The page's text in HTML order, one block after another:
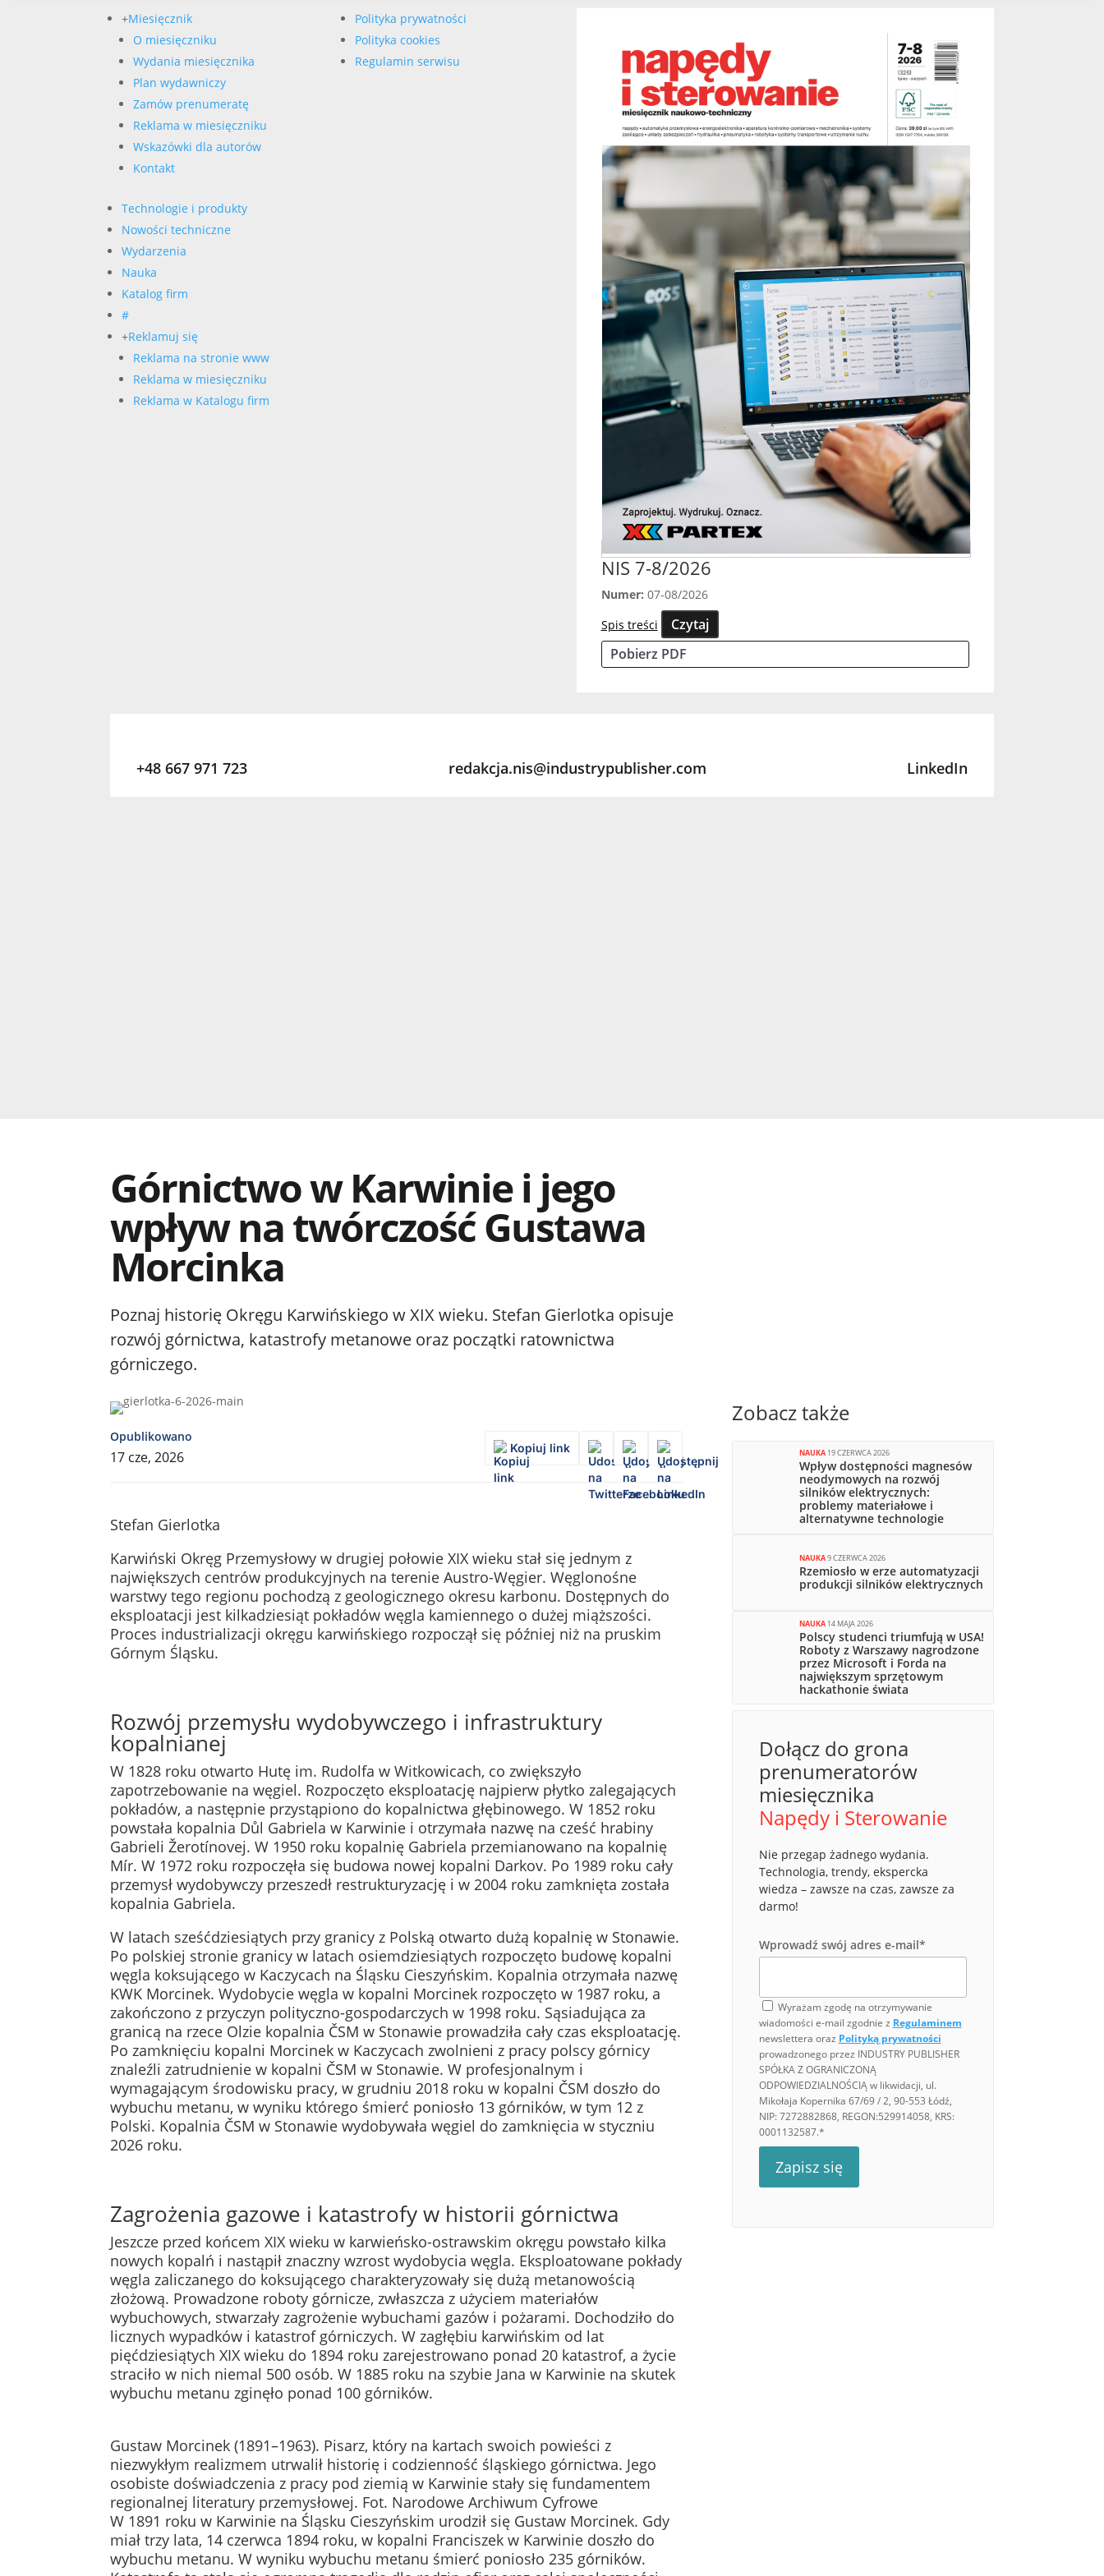
+Miesięcznik
O miesięczniku
Wydania miesięcznika
Plan wydawniczy
Zamów prenumeratę
Reklama w miesięczniku
Wskazówki dla autorów
Kontakt
Technologie i produkty
Nowości techniczne
Wydarzenia
Nauka
Katalog firm
#
+Reklamuj się
Reklama na stronie www
Reklama w miesięczniku
Reklama w Katalogu firm
Polityka prywatności
Polityka cookies
Regulamin serwisu
NIS 7-8/2026
Numer: 07-08/2026
Spis treści
Czytaj
Pobierz PDF
+48 667 971 723 redakcja.nis@industrypublisher.com LinkedIn
Górnictwo w Karwinie i jego
wpływ na twórczość Gustawa
Morcinka
Poznaj historię Okręgu Karwińskiego w XIX wieku. Stefan Gierlotka opisuje
rozwój górnictwa, katastrofy metanowe oraz początki ratownictwa
górniczego.
Opublikowano
17 cze, 2026
Kopiuj link
Stefan Gierlotka
Karwiński Okręg Przemysłowy w drugiej połowie XIX wieku stał się jednym z
największych centrów produkcyjnych na terenie Austro-Węgier. Węglonośne
warstwy tego regionu pochodzą z geologicznego okresu karbonu. Dostępnych do
eksploatacji jest kilkadziesiąt pokładów węgla kamiennego o dużej miąższości.
Proces industrializacji okręgu karwińskiego rozpoczął się później niż na pruskim
Górnym Śląsku.
Rozwój przemysłu wydobywczego i infrastruktury
kopalnianej
W 1828 roku otwarto Hutę im. Rudolfa w Witkowicach, co zwiększyło
zapotrzebowanie na węgiel. Rozpoczęto eksploatację najpierw płytko zalegających
pokładów, a następnie przystąpiono do kopalnictwa głębinowego. W 1852 roku
powstała kopalnia Důl Gabriela w Karwinie i otrzymała nazwę na cześć hrabiny
Gabrieli Žerotínovej. W 1950 roku kopalnię Gabriela przemianowano na kopalnię
Mír. W 1972 roku rozpoczęła się budowa nowej kopalni Darkov. Po 1989 roku cały
przemysł wydobywczy przeszedł restrukturyzację i w 2004 roku zamknięta została
kopalnia Gabriela.
W latach sześćdziesiątych przy granicy z Polską otwarto dużą kopalnię w Stonawie.
Po polskiej stronie granicy w latach osiemdziesiątych rozpoczęto budowę kopalni
węgla koksującego w Kaczycach na Śląsku Cieszyńskim. Kopalnia otrzymała nazwę
KWK Morcinek. Wydobycie węgla w kopalni Morcinek rozpoczęto w 1987 roku, a
zakończono z przyczyn polityczno-gospodarczych w 1998 roku. Sąsiadująca za
granicą na rzece Olzie kopalnia ČSM w Stonawie prowadziła cały czas eksploatację.
Po zamknięciu kopalni Morcinek w Kaczycach zwolnieni z pracy polscy górnicy
znaleźli zatrudnienie w kopalni ČSM w Stonawie. W profesjonalnym i
wymagającym środowisku pracy, w grudniu 2018 roku w kopalni ČSM doszło do
wybuchu metanu, w wyniku którego śmierć poniosło 13 górników, w tym 12 z
Polski. Kopalnia ČSM w Stonawie wydobywała węgiel do zamknięcia w styczniu
2026 roku.
Zagrożenia gazowe i katastrofy w historii górnictwa
Jeszcze przed końcem XIX wieku w karwieńsko-ostrawskim okręgu powstało kilka
nowych kopalń i nastąpił znaczny wzrost wydobycia węgla. Eksploatowane pokłady
węgla zaliczanego do koksującego charakteryzowały się dużą metanowością
złożową. Prowadzone roboty górnicze, zwłaszcza z użyciem materiałów
wybuchowych, stwarzały zagrożenie wybuchami gazów i pożarami. Dochodziło do
licznych wypadków i katastrof górniczych. W zagłębiu karwińskim od lat
pięćdziesiątych XIX wieku do 1894 roku zarejestrowano ponad 20 katastrof, a życie
straciło w nich niemal 500 osób. W 1885 roku na szybie Jana w Karwinie na skutek
wybuchu metanu zginęło ponad 100 górników.
Gustaw Morcinek (1891–1963). Pisarz, który na kartach swoich powieści z
niezwykłym realizmem utrwalił historię i codzienność śląskiego górnictwa. Jego
osobiste doświadczenia z pracy pod ziemią w Karwinie stały się fundamentem
regionalnej literatury przemysłowej. Fot. Narodowe Archiwum Cyfrowe
W 1891 roku w Karwinie na Śląsku Cieszyńskim urodził się Gustaw Morcinek. Gdy
miał trzy lata, 14 czerwca 1894 roku, w kopalni Franciszek w Karwinie doszło do
wybuchu metanu. W wyniku wybuchu metanu śmierć poniosło 235 górników.
Zobacz także
NAUKA 19 CZERWCA 2026
Wpływ dostępności magnesów
neodymowych na rozwój
silników elektrycznych:
problemy materiałowe i
alternatywne technologie
NAUKA9 CZERWCA 2026
Rzemiosło w erze automatyzacji
produkcji silników elektrycznych
NAUKA 14 MAJA 2026
Polscy studenci triumfują w USA!
Roboty z Warszawy nagrodzone
przez Microsoft i Forda na
największym sprzętowym
hackathonie świata
Dołącz do grona
prenumeratorów
miesięcznika
Napędy i Sterowanie
Nie przegap żadnego wydania.
Technologia, trendy, ekspercka
wiedza – zawsze na czas, zawsze za
darmo!
Wprowadź swój adres e-mail*
Wyrażam zgodę na otrzymywanie
wiadomości e-mail zgodnie z Regulaminem
newslettera oraz Polityką prywatności
prowadzonego przez INDUSTRY PUBLISHER
SPÓŁKA Z OGRANICZONĄ
ODPOWIEDZIALNOŚCIĄ w likwidacji, ul.
Mikołaja Kopernika 67/69 / 2, 90-553 Łódź,
NIP: 7272882868, REGON:529914058, KRS:
0001132587.*
Zapisz się